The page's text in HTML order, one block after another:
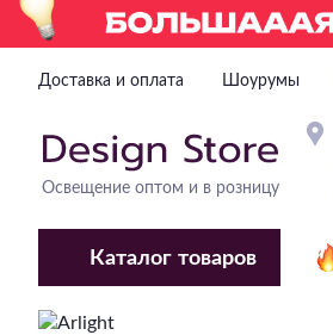
Доставка и оплата Шоурумы
Освещение оптом и в розницу
Каталог товаров